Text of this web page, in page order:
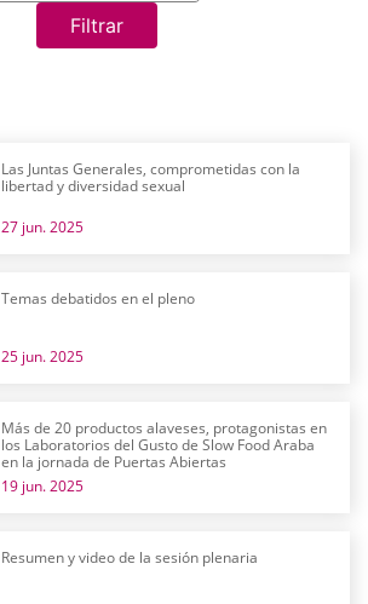
Filtrar
Las Juntas Generales, comprometidas con la
libertad y diversidad sexual
27 jun. 2025
Temas debatidos en el pleno
25 jun. 2025
Más de 20 productos alaveses, protagonistas en
los Laboratorios del Gusto de Slow Food Araba
en la jornada de Puertas Abiertas
19 jun. 2025
Resumen y video de la sesión plenaria